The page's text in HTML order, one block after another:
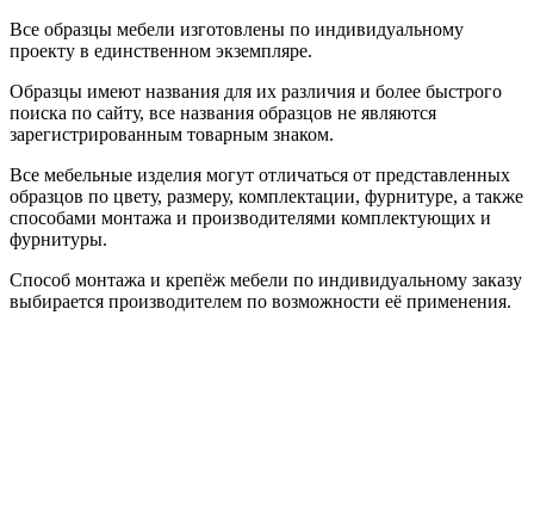
Все образцы мебели изготовлены по индивидуальному
проекту в единственном экземпляре.
Образцы имеют названия для их различия и более быстрого
поиска по сайту, все названия образцов не являются
зарегистрированным товарным знаком.
Все мебельные изделия могут отличаться от представленных
образцов по цвету, размеру, комплектации, фурнитуре, а также
способами монтажа и производителями комплектующих и
фурнитуры.
Способ монтажа и крепёж мебели по индивидуальному заказу
выбирается производителем по возможности её применения.